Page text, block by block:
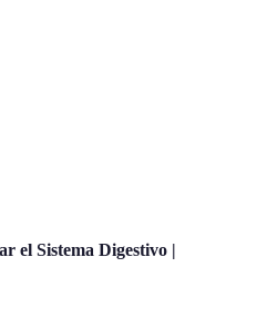
el Sistema Digestivo |